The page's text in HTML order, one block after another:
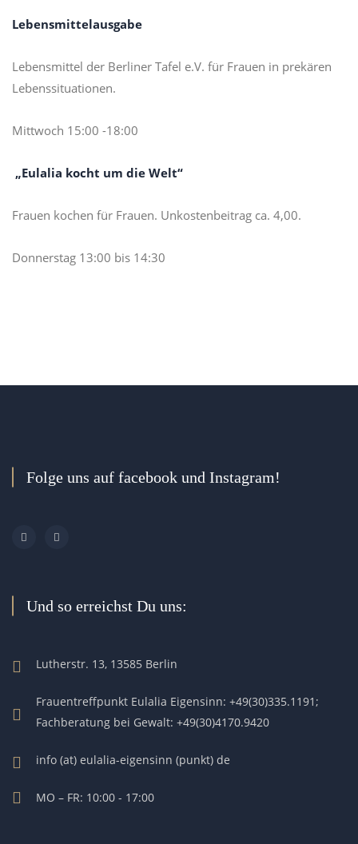
Lebensmittelausgabe
Lebensmittel der Berliner Tafel e.V. für Frauen in prekären
Lebenssituationen.
Mittwoch 15:00 -18:00
„Eulalia kocht um die Welt“
Frauen kochen für Frauen. Unkostenbeitrag ca. 4,00.
Donnerstag 13:00 bis 14:30
Folge uns auf facebook und Instagram!
Und so erreichst Du uns:
Lutherstr. 13, 13585 Berlin
Frauentreffpunkt Eulalia Eigensinn: +49(30)335.1191;
Fachberatung bei Gewalt: +49(30)4170.9420
info (at) eulalia-eigensinn (punkt) de
MO – FR: 10:00 - 17:00